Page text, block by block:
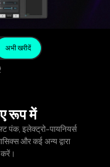
अभी खरीदें
रूप में
पंक, इलेक्ट्रो-पायनियर्स
और कई अन्य द्वारा
करें।